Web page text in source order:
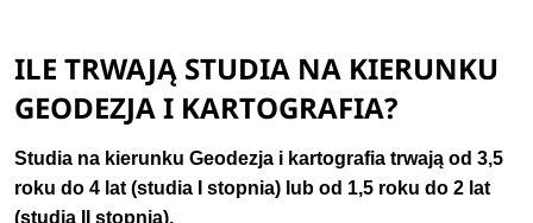
ILE TRWAJĄ STUDIA NA KIERUNKU
GEODEZJA I KARTOGRAFIA?
Studia na kierunku Geodezja i kartografia trwają od 3,5
roku do 4 lat (studia I stopnia) lub od 1,5 roku do 2 lat
(studia II stopnia).